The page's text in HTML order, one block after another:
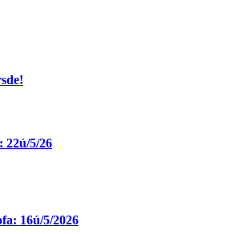
22ú/5/26
16ú/5/2026